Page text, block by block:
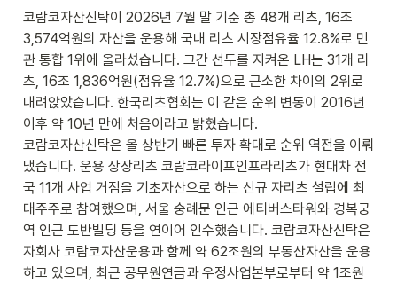
코람코자산신탁이 2026년 7월 말 기준 총 48개 리츠, 16조
3,574억원의 자산을 운용해 국내 리츠 시장점유율 12.8%로 민
관 통합 1위에 올라섰습니다. 그간 선두를 지켜온 LH는 31개 리
츠, 16조 1,836억원(점유율 12.7%)으로 근소한 차이의 2위로
내려앉았습니다. 한국리츠협회는 이 같은 순위 변동이 2016년
이후 약 10년 만에 처음이라고 밝혔습니다.
코람코자산신탁은 올 상반기 빠른 투자 확대로 순위 역전을 이뤄
냈습니다. 운용 상장리츠 코람코라이프인프라리츠가 현대차 전
국 11개 사업 거점을 기초자산으로 하는 신규 자리츠 설립에 최
대주주로 참여했으며, 서울 숭례문 인근 에티버스타워와 경복궁
역 인근 도반빌딩 등을 연이어 인수했습니다. 코람코자산신탁은
자회사 코람코자산운용과 함께 약 62조원의 부동산자산을 운용
하고 있으며, 최근 공무원연금과 우정사업본부로부터 약 1조원